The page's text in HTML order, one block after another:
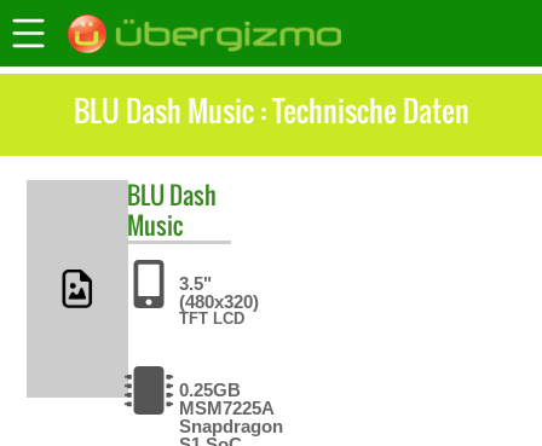
BLU Dash Music : Technische Daten
BLUDash
Music
3.5"
(480x320)
TFT LCD
0.25GB
MSM7225A
Snapdragon